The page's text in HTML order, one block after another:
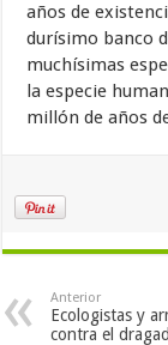
años de
durísimo banco
muchísimas
la especie
millón de años
Anterior
Ecologistas y
contra el